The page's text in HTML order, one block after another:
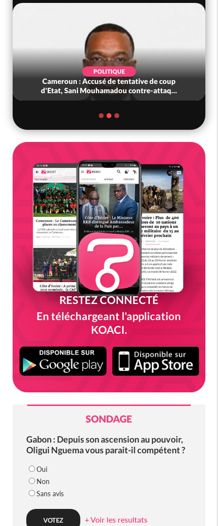
POLITIQUE
Cameroun : Accusé de tentative de coup
d'Etat, Sani Mouhamadou contre-attaq...
RESTEZ CONNECTÉ
En téléchargeant l'application
KOACI.
SONDAGE
Gabon : Depuis son ascension au pouvoir,
Oligui Nguema vous parait-il compétent ?
Oui
Non
Sans avis
+ Voir les resultats